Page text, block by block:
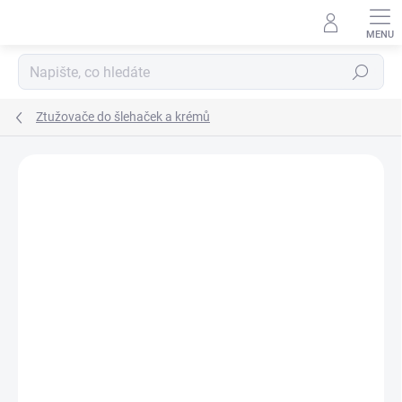
Hledat
Ztužovače do šlehaček a krémů